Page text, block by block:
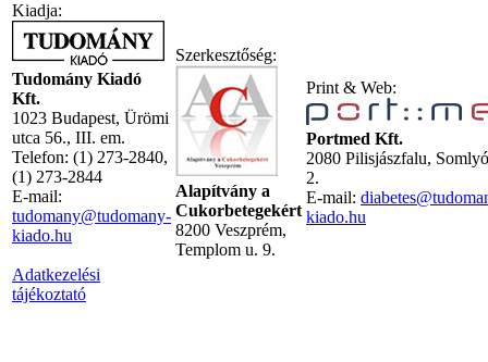
Kiadja:
Tudomány Kiadó
Kft.
1023 Budapest, Ürömi
utca 56., III. em.
Telefon: (1) 273-2840,
(1) 273-2844
E-mail:
tudomany@tudomany-
kiado.hu
Adatkezelési
tájékoztató
Szerkesztőség:
Alapítvány a
Cukorbetegekért
8200 Veszprém,
Templom u. 9.
Print & Web:
Portmed Kft.
2080 Pilisjászfalu,
2.
E-mail:
kiado.hu